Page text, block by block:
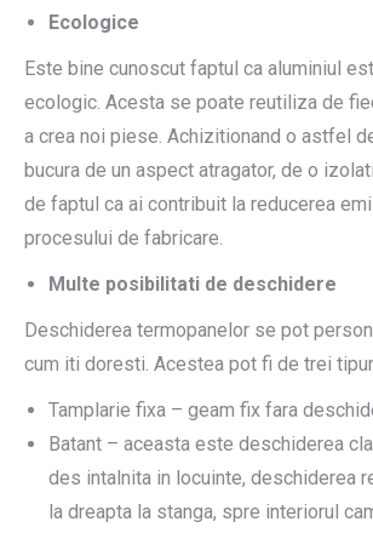
Ecologice
Este bine cunoscut faptul ca aluminiul
ecologic. Acesta se poate reutiliza de
a crea noi piese. Achizitionand o astfel
bucura de un aspect atragator, de o
de faptul ca ai contribuit la reducerea
procesului de fabricare.
Multe posibilitati de deschidere
Deschiderea termopanelor se pot
cum iti doresti. Acestea pot fi de trei
Tamplarie fixa – geam fix fara
Batant – aceasta este deschiderea
des intalnita in locuinte, deschiderea
la dreapta la stanga, spre interiorul